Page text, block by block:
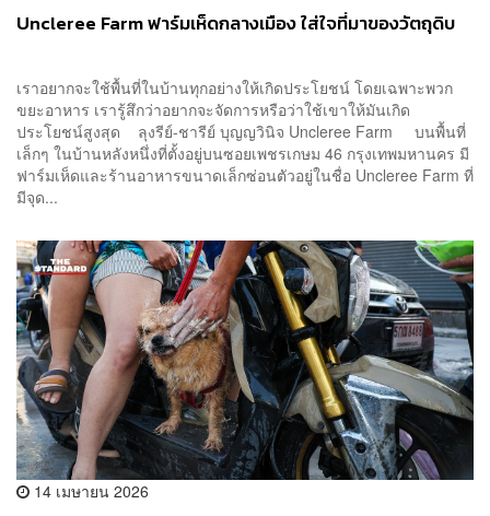
Uncleree Farm ฟาร์มเห็ดกลางเมือง ใส่ใจที่มาของวัตถุดิบ
เราอยากจะใช้พื้นที่ในบ้านทุกอย่างให้เกิดประโยชน์ โดยเฉพาะพวก
ขยะอาหาร เรารู้สึกว่าอยากจะจัดการหรือว่าใช้เขาให้มันเกิด
ประโยชน์สูงสุด ลุงรีย์-ชารีย์ บุญญวินิจ Uncleree Farm บนพื้นที่
เล็กๆ ในบ้านหลังหนึ่งที่ตั้งอยู่บนซอยเพชรเกษม 46 กรุงเทพมหานคร มี
ฟาร์มเห็ดและร้านอาหารขนาดเล็กซ่อนตัวอยู่ในชื่อ Uncleree Farm ที่
มีจุด...
14 เมษายน 2026